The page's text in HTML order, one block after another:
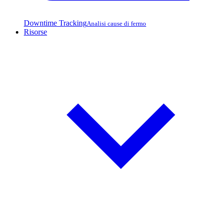
Downtime TrackingAnalisi cause di fermo
Risorse